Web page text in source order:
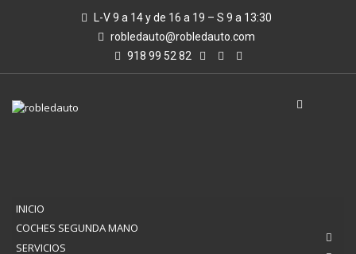
L-V 9 a 14 y de 16 a 19 – S 9 a 13:30
robledauto@robledauto.com
918 99 52 82
INICIO
COCHES SEGUNDA MANO
SERVICIOS